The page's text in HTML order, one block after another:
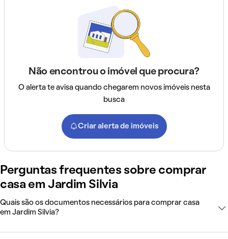
Não encontrou o imóvel que procura?
O alerta te avisa quando chegarem novos imóveis nesta
busca
Criar alerta de imóveis
Perguntas frequentes sobre comprar
casa em Jardim Silvia
Quais são os documentos necessários para comprar casa
em Jardim Silvia?